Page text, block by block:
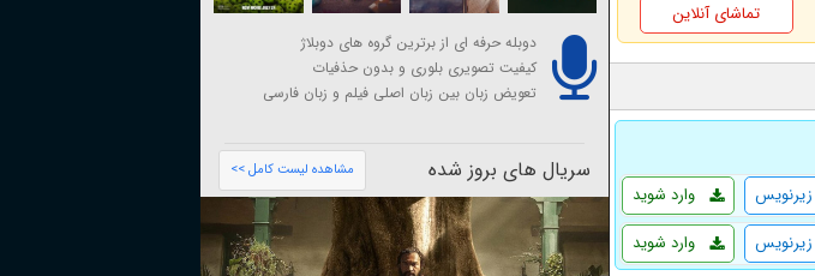
تماشای آنلاین
وارد شوید
زیرنویس
وارد شوید زیرنویس
دوبله حرفه ای از برترین گروه های دوبلاژ
کیفیت تصویری بلوری و بدون حذفیات
تعویض زبان بین زبان اصلی فیلم و زبان فارسی
سریال های بروز شده مشاهده لیست کامل >>